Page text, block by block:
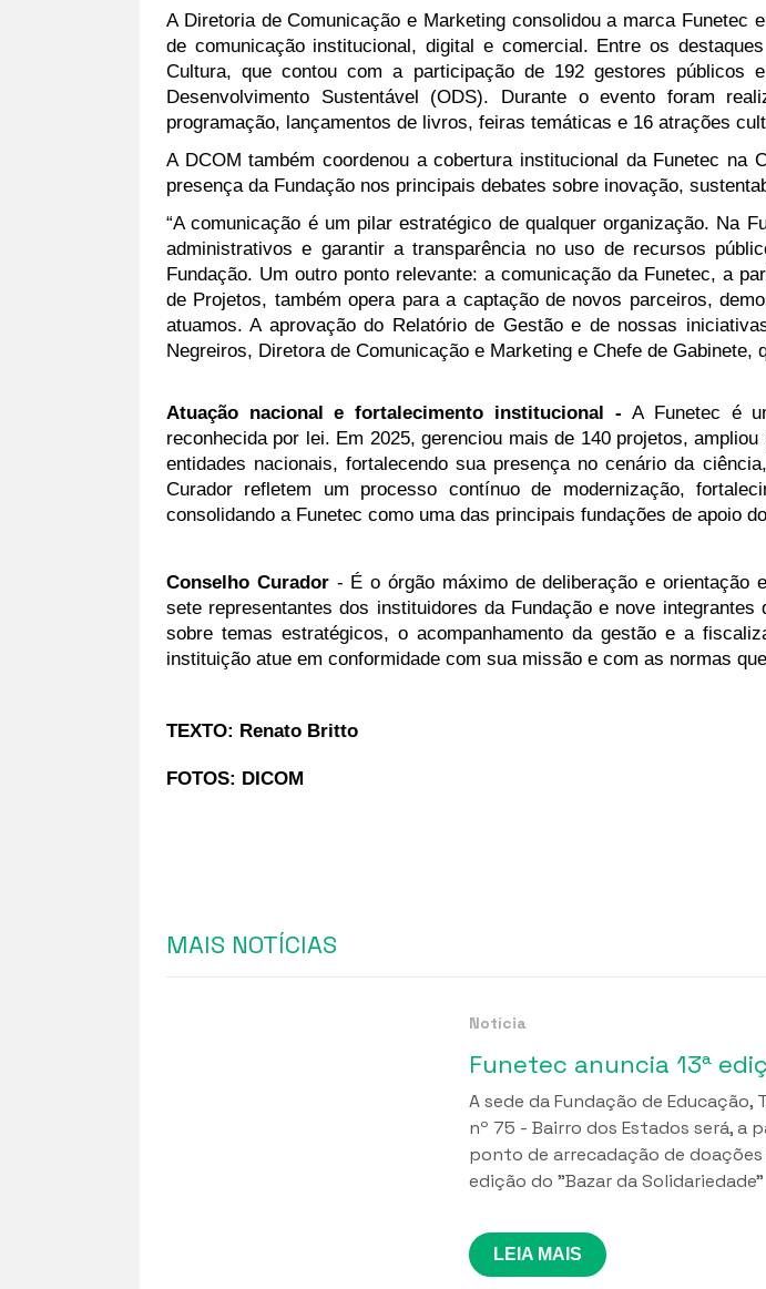
A Diretoria de Comunicação e Marketing consolidou a marca Funetec
de comunicação institucional, digital e comercial. Entre os
Cultura, que contou com a participação de 192 gestores
Desenvolvimento Sustentável (ODS). Durante o evento foram
programação, lançamentos de livros, feiras temáticas e 16 atrações
A DCOM também coordenou a cobertura institucional da Funetec
presença da Fundação nos principais debates sobre inovação,
“A comunicação é um pilar estratégico de qualquer organização. Na
administrativos e garantir a transparência no uso de recursos
Fundação. Um outro ponto relevante: a comunicação da Funetec, a
de Projetos, também opera para a captação de novos parceiros,
atuamos. A aprovação do Relatório de Gestão e de nossas
Negreiros, Diretora de Comunicação e Marketing e Chefe de Gabinete,
Atuação nacional e fortalecimento institucional - A Funetec é
reconhecida por lei. Em 2025, gerenciou mais de 140 projetos, ampliou
entidades nacionais, fortalecendo sua presença no cenário da
Curador refletem um processo contínuo de modernização,
consolidando a Funetec como uma das principais fundações de apoio
Conselho Curador - É o órgão máximo de deliberação e orientação
sete representantes dos instituidores da Fundação e nove
sobre temas estratégicos, o acompanhamento da gestão e a
instituição atue em conformidade com sua missão e com as normas
TEXTO: Renato Britto
FOTOS: DICOM
MAIS NOTÍCIAS
Notícia
Funetec anuncia 13ª
A sede da Fundação de Educação,
nº 75 - Bairro dos Estados será, a
ponto de arrecadação de doações
edição do "Bazar da Solidariedade”
LEIA MAIS